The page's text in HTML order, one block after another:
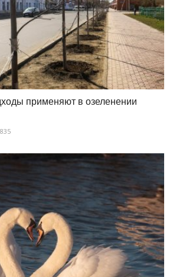
применяют в озеленении
835